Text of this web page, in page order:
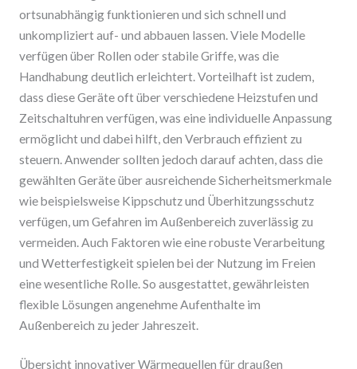
ortsunabhängig funktionieren und sich schnell und
unkompliziert auf- und abbauen lassen. Viele Modelle
verfügen über Rollen oder stabile Griffe, was die
Handhabung deutlich erleichtert. Vorteilhaft ist zudem,
dass diese Geräte oft über verschiedene Heizstufen und
Zeitschaltuhren verfügen, was eine individuelle Anpassung
ermöglicht und dabei hilft, den Verbrauch effizient zu
steuern. Anwender sollten jedoch darauf achten, dass die
gewählten Geräte über ausreichende Sicherheitsmerkmale
wie beispielsweise Kippschutz und Überhitzungsschutz
verfügen, um Gefahren im Außenbereich zuverlässig zu
vermeiden. Auch Faktoren wie eine robuste Verarbeitung
und Wetterfestigkeit spielen bei der Nutzung im Freien
eine wesentliche Rolle. So ausgestattet, gewährleisten
flexible Lösungen angenehme Aufenthalte im
Außenbereich zu jeder Jahreszeit.
Übersicht innovativer Wärmequellen für draußen